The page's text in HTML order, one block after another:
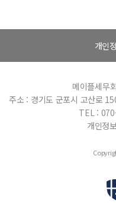
개인
메이플세무
주소 : 경기도 군포시 고산로
TEL :
개인정